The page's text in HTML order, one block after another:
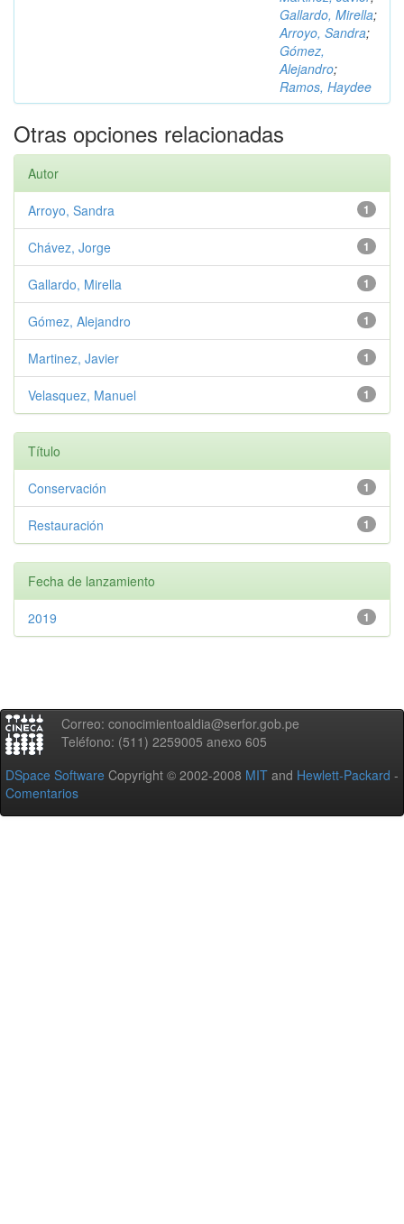
Gallardo, Mirella;
Arroyo, Sandra;
Gómez,
Alejandro;
Ramos, Haydee
Otras opciones relacionadas
Autor
1
Arroyo, Sandra
1
Chávez, Jorge
1
Gallardo, Mirella
1
Gómez, Alejandro
1
Martinez, Javier
1
Velasquez, Manuel
Título
1
Conservación
1
Restauración
Fecha de lanzamiento
1
2019
Correo: conocimientoaldia@serfor.gob.pe
Teléfono: (511) 2259005 anexo 605
DSpace Software Copyright © 2002-2008 MIT and Hewlett-Packard -
Comentarios